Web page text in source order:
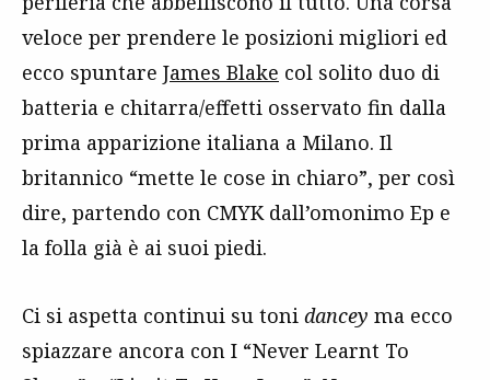
veloce per prendere le posizioni migliori ed
ecco spuntare James Blake col solito duo di
batteria e chitarra/effetti osservato fin dalla
prima apparizione italiana a Milano. Il
britannico “mette le cose in chiaro”, per così
dire, partendo con CMYK dall’omonimo Ep e
la folla già è ai suoi piedi.
Ci si aspetta continui su toni dancey ma ecco
spiazzare ancora con I “Never Learnt To